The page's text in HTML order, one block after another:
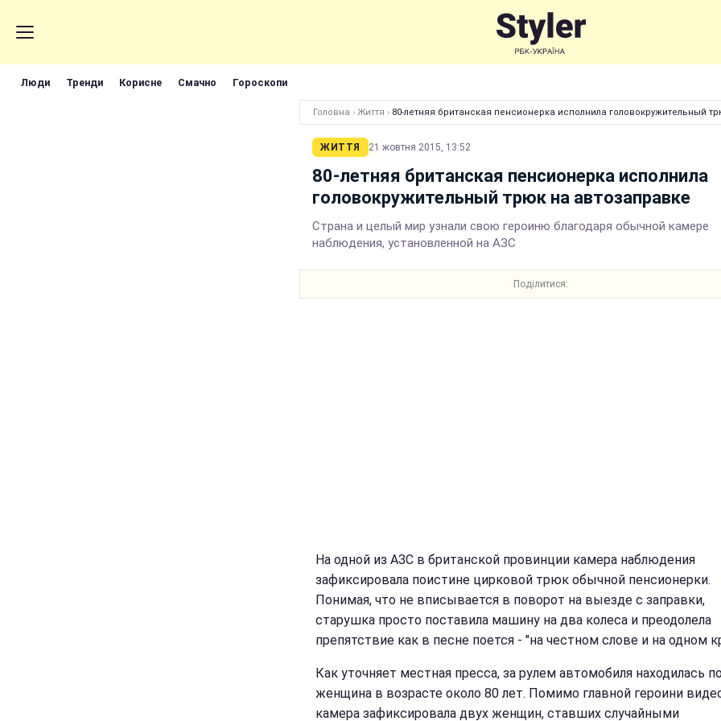
Люди Тренди Корисне Смачно Гороскопи
Головна › Життя › 80-летняя британская пенсионерка исполнила головокружительный
ЖИТТЯ 21 жовтня 2015, 13:52
80-летняя британская пенсионерка исполнила
головокружительный трюк на автозаправке
Страна и целый мир узнали свою героиню благодаря обычной камере
наблюдения, установленной на АЗС
Поділитися:
На одной из АЗС в британской провинции камера наблюдения
зафиксировала поистине цирковой трюк обычной пенсионерки.
Понимая, что не вписывается в поворот на выезде с заправки,
старушка просто поставила машину на два колеса и преодолела
препятствие как в песне поется - "на честном слове и на одном
Как уточняет местная пресса, за рулем автомобиля находилась
женщина в возрасте около 80 лет. Помимо главной героини
камера зафиксировала двух женщин, ставших случайными